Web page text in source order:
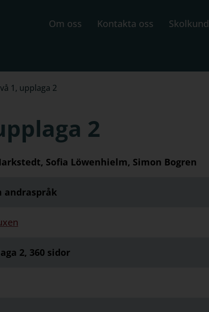
Om oss Kontakta oss Skolkund
1, upplaga 2
2
Sofia Löwenhielm, Simon Bogren
andraspråk
2, 360 sidor